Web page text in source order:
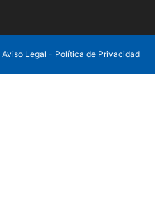
Aviso Legal - Política de Privacidad